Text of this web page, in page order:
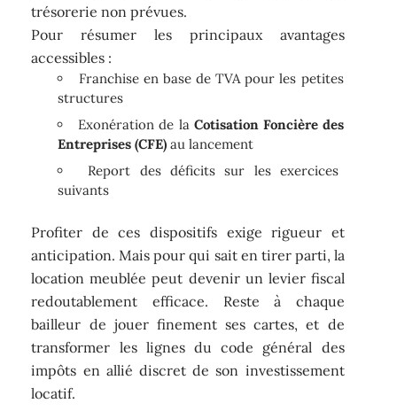
trésorerie non prévues.
Pour résumer les principaux avantages
accessibles :
Franchise en base de TVA pour les petites
structures
Exonération de la Cotisation Foncière des
Entreprises (CFE) au lancement
Report des déficits sur les exercices
suivants
Profiter de ces dispositifs exige rigueur et
anticipation. Mais pour qui sait en tirer parti, la
location meublée peut devenir un levier fiscal
redoutablement efficace. Reste à chaque
bailleur de jouer finement ses cartes, et de
transformer les lignes du code général des
impôts en allié discret de son investissement
locatif.